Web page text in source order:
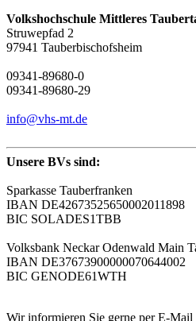
Volkshochschule Mittleres
Struwepfad 2
97941 Tauberbischofsheim
09341-89680-0
09341-89680-29
info@vhs-mt.de
Unsere BVs sind:
Sparkasse Tauberfranken
IBAN DE42673525650002011898
BIC SOLADES1TBB
Volksbank Neckar Odenwald Main
IBAN DE37673900000070644002
BIC GENODE61WTH
Wir informieren Sie gerne per E-Mail